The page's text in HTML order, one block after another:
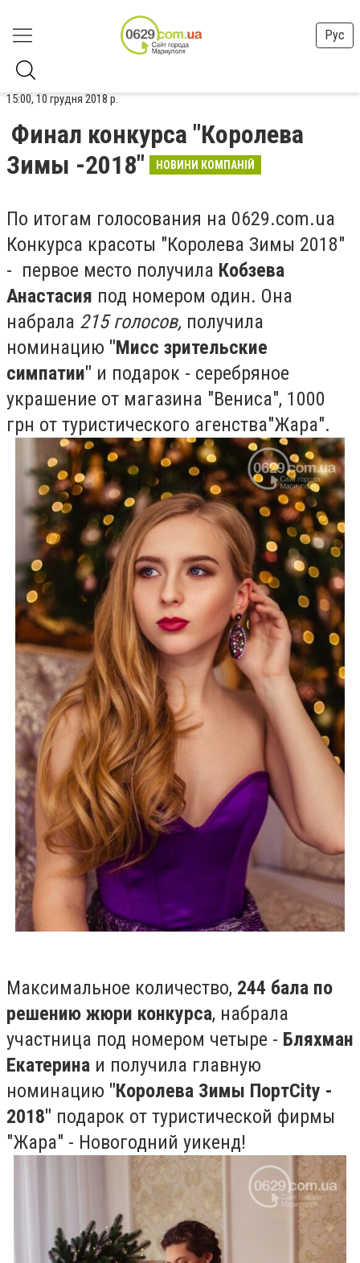
Рус
15:00, 10 грудня 2018 р.
Финал конкурса "Королева
Зимы -2018"
НОВИНИ КОМПАНІЙ
По итогам голосования на 0629.com.ua
Конкурса красоты "Королева Зимы 2018"
- первое место получила Кобзева
Анастасия под номером один. Она
набрала 215 голосов, получила
номинацию "Мисс зрительские
симпатии" и подарок - серебряное
украшение от магазина "Вениса", 1000
грн от туристического агенства"Жара".
Максимальное количество, 244 бала по
решению жюри конкурса, набрала
участница под номером четыре - Бляхман
Екатерина и получила главную
номинацию "Королева Зимы ПортCity -
2018" подарок от туристической фирмы
"Жара" - Новогодний уикенд!